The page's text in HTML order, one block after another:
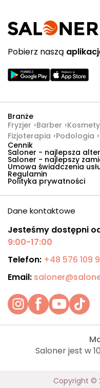
Pobierz naszą
Branże
Fryzjer Barber
Fizjoterapia Podologia
Cennik
Saloner - najlepsza
Saloner - najlepszy
Umowa świadczenia
Regulamin
Polityka prywatności
Dane kontaktowe
Jesteśmy dostępni
9:00-17:00
Telefon: +48 576 109
Email:
Saloner jest w
Copyright ©